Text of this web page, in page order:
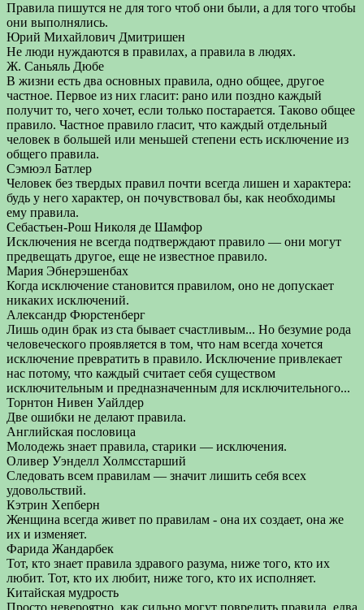
Правила пишутся не для того чтоб они были, а для того чтобы
они выполнялись.
Юрий Михайлович Дмитришен
Не люди нуждаются в правилах, а правила в людях.
Ж. Саньяль Дюбе
В жизни есть два основных правила, одно общее, другое
частное. Первое из них гласит: рано или поздно каждый
получит то, чего хочет, если только постарается. Таково общее
правило. Частное правило гласит, что каждый отдельный
человек в большей или меньшей степени есть исключение из
общего правила.
Сэмюэл Батлер
Человек без твердых правил почти всегда лишен и характера:
будь у него характер, он почувствовал бы, как необходимы
ему правила.
Себастьен-Рош Николя де Шамфор
Исключения не всегда подтверждают правило — они могут
предвещать другое, еще не известное правило.
Мария Эбнерэшенбах
Когда исключение становится правилом, оно не допускает
никаких исключений.
Александр Фюрстенберг
Лишь один брак из ста бывает счастливым... Но безумие рода
человеческого проявляется в том, что нам всегда хочется
исключение превратить в правило. Исключение привлекает
нас потому, что каждый считает себя существом
исключительным и предназначенным для исключительного...
Торнтон Нивен Уайлдер
Две ошибки не делают правила.
Английская пословица
Молодежь знает правила, старики — исключения.
Оливер Уэнделл Холмсстарший
Следовать всем правилам — значит лишить себя всех
удовольствий.
Кэтрин Хепберн
Женщина всегда живет по правилам - она их создает, она же
их и изменяет.
Фарида Жандарбек
Тот, кто знает правила здравого разума, ниже того, кто их
любит. Тот, кто их любит, ниже того, кто их исполняет.
Китайская мудрость
Просто невероятно, как сильно могут повредить правила, едва